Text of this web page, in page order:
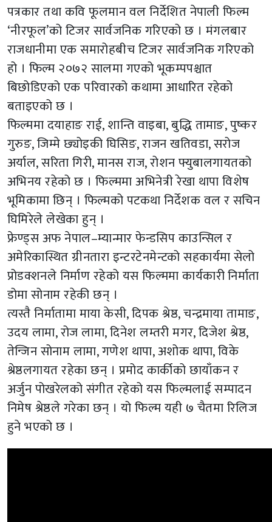
पत्रकार तथा कवि फूलमान वल निर्देशित नेपाली फिल्म
‘नीरफूल’को टिजर सार्वजनिक गरिएको छ । मंगलबार
राजधानीमा एक समारोहबीच टिजर सार्वजनिक गरिएको
हो । फिल्म २०७२ सालमा गएको भूकम्पपश्चात
बिछोडिएको एक परिवारको कथामा आधारित रहेको
बताइएको छ ।
फिल्ममा दयाहाङ राई, शान्ति वाइबा, बुद्धि तामाङ, पुष्कर
गुरुङ, जिम्मे छ्योइकी घिसिङ, राजन खतिवडा, सरोज
अर्याल, सरिता गिरी, मानस राज, रोशन फ्युबालगायतको
अभिनय रहेको छ । फिल्ममा अभिनेत्री रेखा थापा विशेष
भूमिकामा छिन् । फिल्मको पटकथा निर्देशक वल र सचिन
घिमिरेले लेखेका हुन् ।
फ्रेण्ड्स अफ नेपाल–म्यान्मार फेन्डसिप काउन्सिल र
अमेरिकास्थित ग्रीनतारा इन्टरटेनमेन्टको सहकार्यमा सेलो
प्रोडक्शनले निर्माण रहेको यस फिल्ममा कार्यकारी निर्माता
डोमा सोनाम रहेकी छन् ।
त्यस्तै निर्मातामा माया केसी, दिपक श्रेष्ठ, चन्द्रमाया तामाङ,
उदय लामा, रोज लामा, दिनेश लम्तरी मगर, दिजेश श्रेष्ठ,
तेन्जिन सोनाम लामा, गणेश थापा, अशोक थापा, विके
श्रेष्ठलगायत रहेका छन् । प्रमोद कार्कीको छायाँकन र
अर्जुन पोखरेलको संगीत रहेको यस फिल्मलाई सम्पादन
निमेष श्रेष्ठले गरेका छन् । यो फिल्म यही ७ चैतमा रिलिज
हुने भएको छ ।